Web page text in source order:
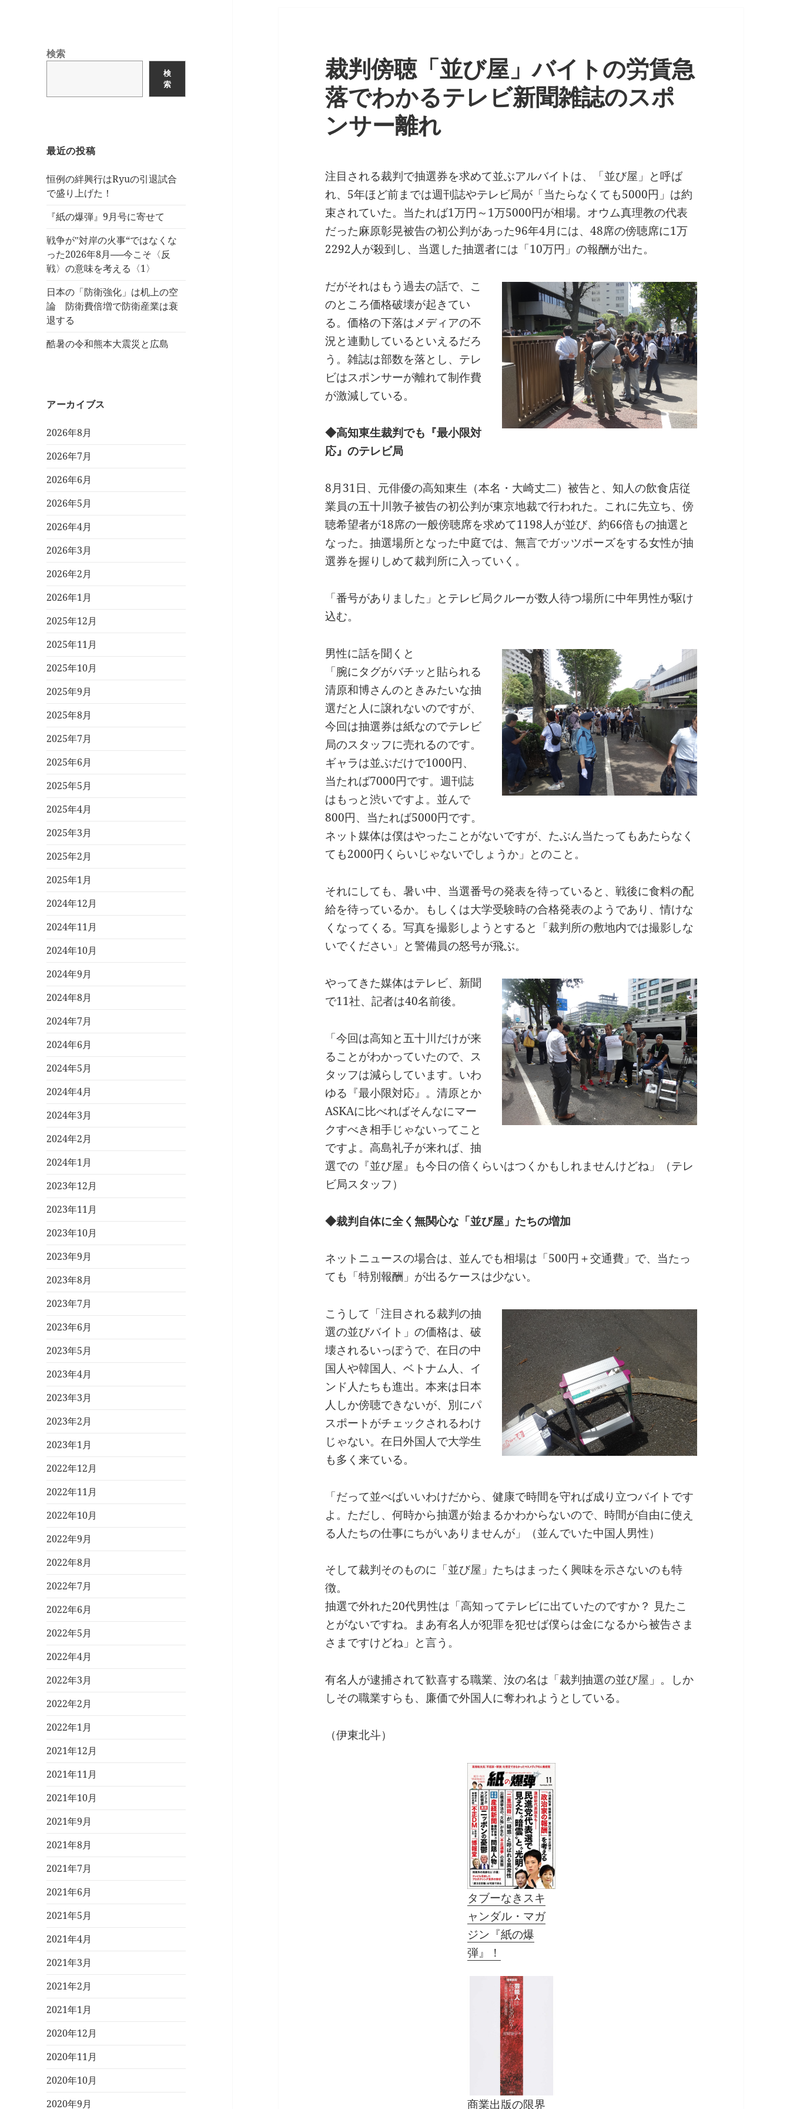
検索
検
索
最近の投稿
恒例の絆興行はRyuの引退試合
で盛り上げた！
『紙の爆弾』9月号に寄せて
戦争が‟対岸の火事“ではなくな
った2026年8月──今こそ〈反
戦〉の意味を考える〈1〉
日本の「防衛強化」は机上の空
論 防衛費倍増で防衛産業は衰
退する
酷暑の令和熊本大震災と広島
アーカイブス
2026年8月
2026年7月
2026年6月
2026年5月
2026年4月
2026年3月
2026年2月
2026年1月
2025年12月
2025年11月
2025年10月
2025年9月
2025年8月
2025年7月
2025年6月
2025年5月
2025年4月
2025年3月
2025年2月
2025年1月
2024年12月
2024年11月
2024年10月
2024年9月
2024年8月
2024年7月
2024年6月
2024年5月
2024年4月
2024年3月
2024年2月
2024年1月
2023年12月
2023年11月
2023年10月
2023年9月
2023年8月
2023年7月
2023年6月
2023年5月
2023年4月
2023年3月
2023年2月
2023年1月
2022年12月
2022年11月
2022年10月
2022年9月
2022年8月
2022年7月
2022年6月
2022年5月
2022年4月
2022年3月
2022年2月
2022年1月
2021年12月
2021年11月
2021年10月
2021年9月
2021年8月
2021年7月
2021年6月
2021年5月
2021年4月
2021年3月
2021年2月
2021年1月
2020年12月
2020年11月
2020年10月
2020年9月
裁判傍聴「並び屋」バイトの労賃急
落でわかるテレビ新聞雑誌のスポ
ンサー離れ
注目される裁判で抽選券を求めて並ぶアルバイトは、「並び屋」と呼ば
れ、5年ほど前までは週刊誌やテレビ局が「当たらなくても5000円」は約
束されていた。当たれば1万円～1万5000円が相場。オウム真理教の代表
だった麻原彰晃被告の初公判があった96年4月には、48席の傍聴席に1万
2292人が殺到し、当選した抽選者には「10万円」の報酬が出た。
だがそれはもう過去の話で、こ
のところ価格破壊が起きてい
る。価格の下落はメディアの不
況と連動しているといえるだろ
う。雑誌は部数を落とし、テレ
ビはスポンサーが離れて制作費
が激減している。
◆高知東生裁判でも『最小限対
応』のテレビ局
8月31日、元俳優の高知東生（本名・大崎丈二）被告と、知人の飲食店従
業員の五十川敦子被告の初公判が東京地裁で行われた。これに先立ち、傍
聴希望者が18席の一般傍聴席を求めて1198人が並び、約66倍もの抽選と
なった。抽選場所となった中庭では、無言でガッツポーズをする女性が抽
選券を握りしめて裁判所に入っていく。
「番号がありました」とテレビ局クルーが数人待つ場所に中年男性が駆け
込む。
男性に話を聞くと
「腕にタグがバチッと貼られる
清原和博さんのときみたいな抽
選だと人に譲れないのですが、
今回は抽選券は紙なのでテレビ
局のスタッフに売れるのです。
ギャラは並ぶだけで1000円、
当たれば7000円です。週刊誌
はもっと渋いですよ。並んで
800円、当たれば5000円です。
ネット媒体は僕はやったことがないですが、たぶん当たってもあたらなく
ても2000円くらいじゃないでしょうか」とのこと。
それにしても、暑い中、当選番号の発表を待っていると、戦後に食料の配
給を待っているか。もしくは大学受験時の合格発表のようであり、情けな
くなってくる。写真を撮影しようとすると「裁判所の敷地内では撮影しな
いでください」と警備員の怒号が飛ぶ。
やってきた媒体はテレビ、新聞
で11社、記者は40名前後。
「今回は高知と五十川だけが来
ることがわかっていたので、ス
タッフは減らしています。いわ
ゆる『最小限対応』。清原とか
ASKAに比べればそんなにマー
クすべき相手じゃないってこと
ですよ。高島礼子が来れば、抽
選での『並び屋』も今日の倍くらいはつくかもしれませんけどね」（テレ
ビ局スタッフ）
◆裁判自体に全く無関心な「並び屋」たちの増加
ネットニュースの場合は、並んでも相場は「500円＋交通費」で、当たっ
ても「特別報酬」が出るケースは少ない。
こうして「注目される裁判の抽
選の並びバイト」の価格は、破
壊されるいっぽうで、在日の中
国人や韓国人、ベトナム人、イ
ンド人たちも進出。本来は日本
人しか傍聴できないが、別にパ
スポートがチェックされるわけ
じゃない。在日外国人で大学生
も多く来ている。
「だって並べばいいわけだから、健康で時間を守れば成り立つバイトです
よ。ただし、何時から抽選が始まるかわからないので、時間が自由に使え
る人たちの仕事にちがいありませんが」（並んでいた中国人男性）
そして裁判そのものに「並び屋」たちはまったく興味を示さないのも特
徴。
抽選で外れた20代男性は「高知ってテレビに出ていたのですか？ 見たこ
とがないですね。まあ有名人が犯罪を犯せば僕らは金になるから被告さま
さまですけどね」と言う。
有名人が逮捕されて歓喜する職業、汝の名は「裁判抽選の並び屋」。しか
しその職業すらも、廉価で外国人に奪われようとしている。
（伊東北斗）
タブーなきスキ
ャンダル・マガ
ジン『紙の爆
弾』！
商業出版の限界